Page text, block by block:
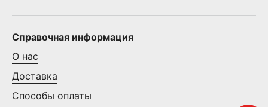
Справочная информация
О нас
Доставка
Способы оплаты